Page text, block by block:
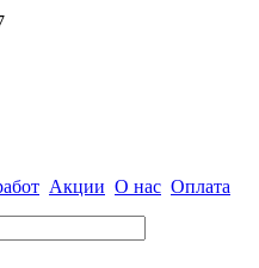
Акции О нас Оплата